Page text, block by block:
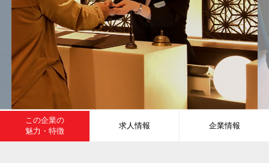
この企業の
魅力・特徴
求人情報 企業情報